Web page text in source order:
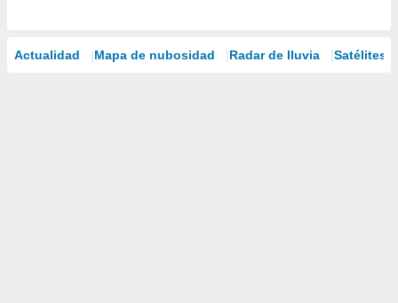
Actualidad Mapa de nubosidad Radar de lluvia Satélites